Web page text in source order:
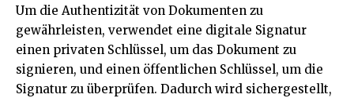
Um die Authentizität von Dokumenten zu
gewährleisten, verwendet eine digitale Signatur
einen privaten Schlüssel, um das Dokument zu
signieren, und einen öffentlichen Schlüssel, um die
Signatur zu überprüfen. Dadurch wird sichergestellt,